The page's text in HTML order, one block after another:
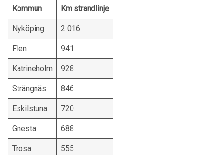
Kommun Km strandlinje
Nyköping 2 016
Flen 941
Katrineholm 928
Strängnäs 846
Eskilstuna 720
Gnesta 688
Trosa 555